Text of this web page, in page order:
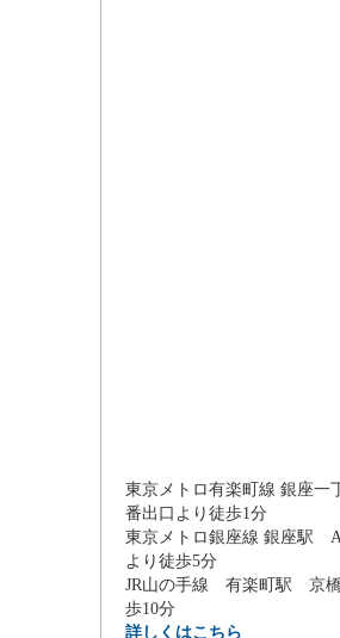
東京メトロ有楽町線 銀座一
番出口より徒歩1分
東京メトロ銀座線 銀座駅
より徒歩5分
JR山の手線 有楽町駅 京
歩10分
詳しくはこちら